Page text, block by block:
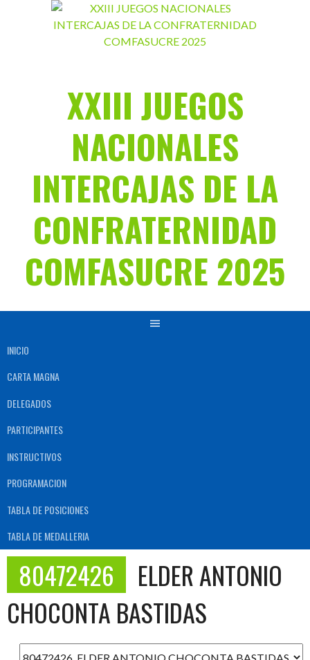
XXIII JUEGOS
NACIONALES
INTERCAJAS DE LA
CONFRATERNIDAD
COMFASUCRE 2025
INICIO
CARTA MAGNA
DELEGADOS
PARTICIPANTES
INSTRUCTIVOS
PROGRAMACION
TABLA DE POSICIONES
TABLA DE MEDALLERIA
80472426
ELDER ANTONIO
CHOCONTA BASTIDAS